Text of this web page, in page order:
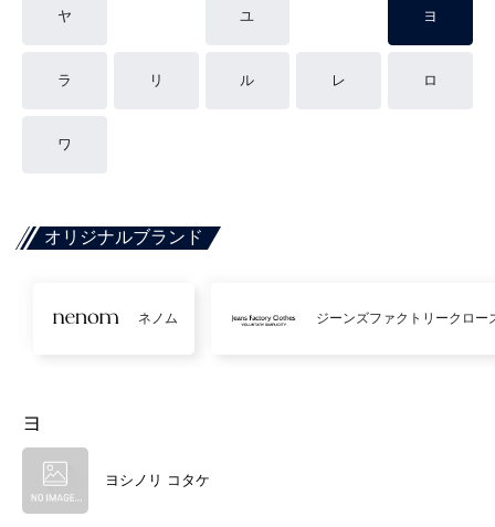
ヤ ユ ヨ
ラ リ ル レ ロ
ワ
オリジナルブランド
ネノム ジーンズファクトリークロー
ヨ
ヨシノリ コタケ